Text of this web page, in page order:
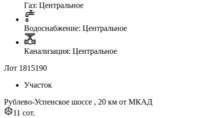
Газ: Центральное
Водоснабжение: Центральное
Канализация: Центральное
Лот 1815190
Участок
Рублево-Успенское шоссе , 20 км от МКАД
11 сот.